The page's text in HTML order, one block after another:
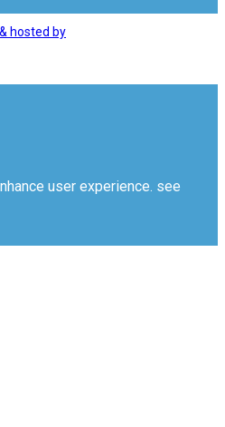
hosted by
user experience. see